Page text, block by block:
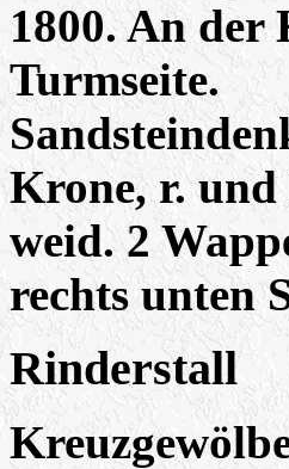
1800. An der
Turmseite.
Krone, r.
weid. 2
rechts unten
Rinderstall